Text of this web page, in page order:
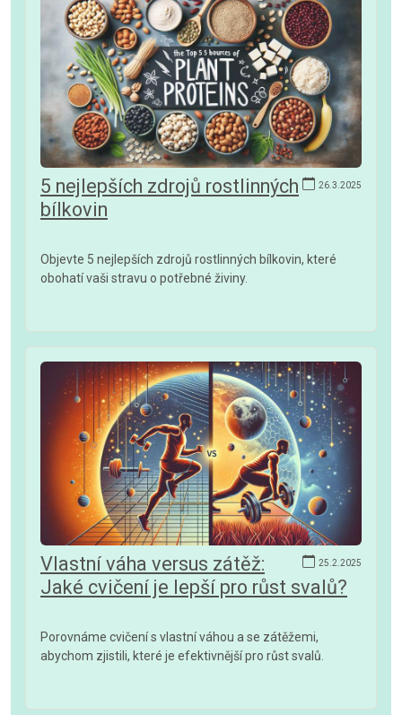
26.3.2025
5 nejlepších zdrojů rostlinných
bílkovin
Objevte 5 nejlepších zdrojů rostlinných bílkovin, které
obohatí vaši stravu o potřebné živiny.
25.2.2025
Vlastní váha versus zátěž:
Jaké cvičení je lepší pro růst svalů?
Porovnáme cvičení s vlastní váhou a se zátěžemi,
abychom zjistili, které je efektivnější pro růst svalů.